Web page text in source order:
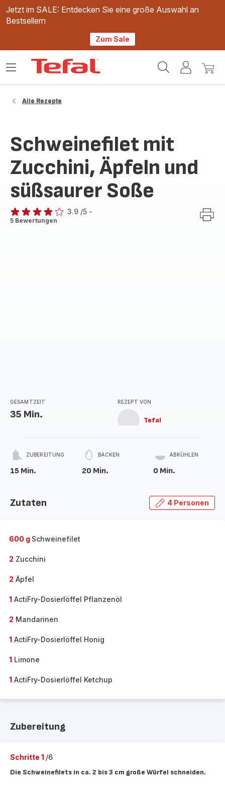
Jetzt im SALE: Entdecken Sie eine große Auswahl an
Bestsellern
Zum Sale
Mein
Mein
Das
Alle Rezepte
Schweinefilet mit
Zucchini, Äpfeln und
süßsaurer Soße
ratings.3.9
3.9 /5 -
5 Bewertungen
GESAMTZEIT
35 Min.
REZEPT VON
Tefal
ZUBEREITUNG
15 Min.
BACKEN
20 Min.
ABKÜHLEN
0 Min.
Zutaten 4 Personen
600 g Schweinefilet
2 Zucchini
2 Äpfel
1 ActiFry-Dosierlöffel Pflanzenöl
2 Mandarinen
1 ActiFry-Dosierlöffel Honig
1 Limone
1 ActiFry-Dosierlöffel Ketchup
Zubereitung
Schritte 1 /6
Die Schweinefilets in ca. 2 bis 3 cm große Würfel schneiden.